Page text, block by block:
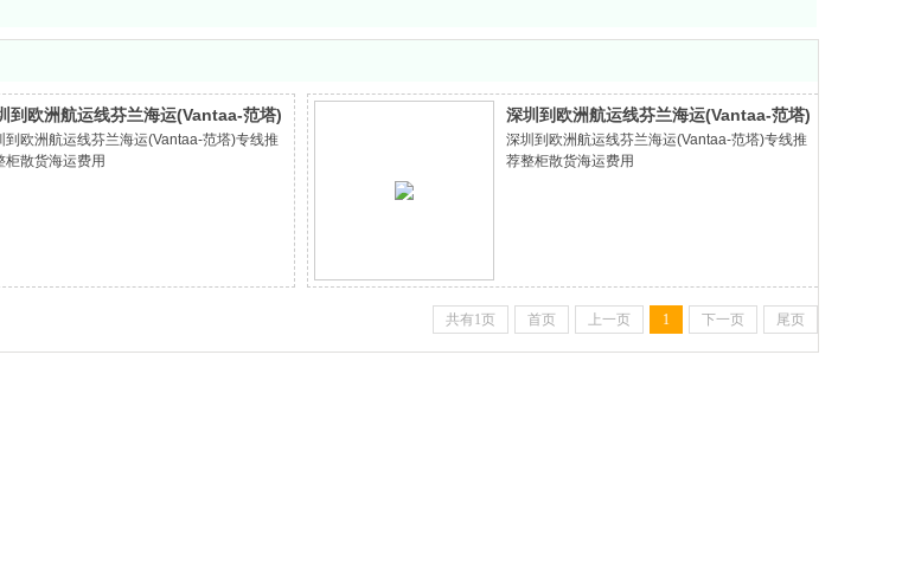
到欧洲航运线芬兰海运(Vantaa-范塔)
推荐整柜 散货海运费用
到欧洲航运线芬兰海运(Vantaa-范塔)专线推
柜散货海运费用
（目的港）：Vantaa-范塔
深圳到欧洲航运线芬兰海运(Vantaa-范塔)
专线推荐整柜 散货海运费用
深圳到欧洲航运线芬兰海运(Vantaa-范塔)专线推
荐整柜散货海运费用
共有1页 首页 上一页 1 下一页 尾页